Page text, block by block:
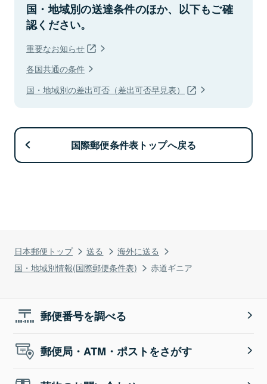
日本郵便トップ 送る
海外に送る
国・地域別情報(国際郵便条件表)
赤道ギニア
国・地域別の送達条件のほか、以下もご確
認ください。
重要なお知らせ
各国共通の条件
国・地域別の差出可否（差出可否早見表）
国際郵便条件表トップへ戻る
郵便番号を調べる
郵便局・ATM・ポストをさがす